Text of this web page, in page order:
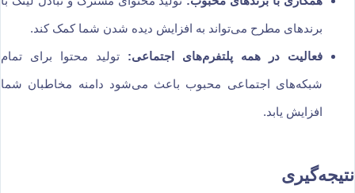
برندهای مطرح می‌تواند به افزایش دیده شدن شما کمک کند.
فعالیت در همه پلتفرم‌های اجتماعی: تولید محتوا برای تمام
شبکه‌های اجتماعی محبوب باعث می‌شود دامنه مخاطبان شما
افزایش یابد.
نتیجه‌گیری